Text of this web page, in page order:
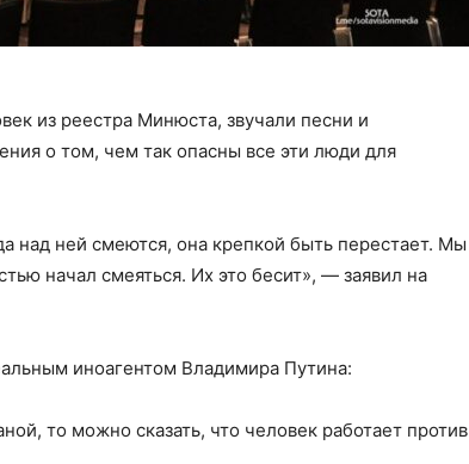
из реестра Минюста, звучали песни и
о том, чем так опасны все эти люди для
над ней смеются, она крепкой быть перестает. Мы
начал смеяться. Их это бесит», — заявил на
иноагентом Владимира Путина:
то можно сказать, что человек работает против